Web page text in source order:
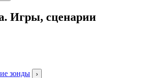
Игры, сценарии
зонды
›